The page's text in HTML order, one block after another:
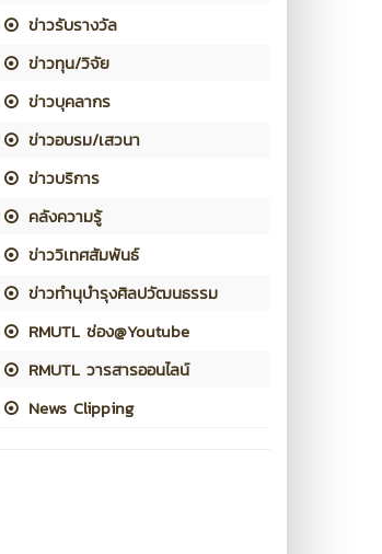
ข่าวรับรางวัล
ข่าวทุน/วิจัย
ข่าวบุคลากร
ข่าวอบรม/เสวนา
ข่าวบริการ
คลังความรู้
ข่าววิเทศสัมพันธ์
ข่าวทำนุบำรุงศิลปวัฒนธรรม
RMUTL ช่อง@Youtube
RMUTL วารสารออนไลน์
News Clipping